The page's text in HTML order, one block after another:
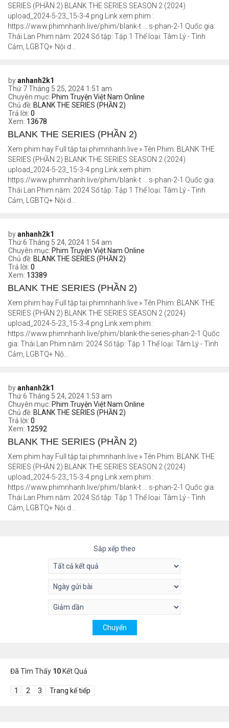
SERIES (PHẦN 2) BLANK THE SERIES SEASON 2 (2024)
upload_2024-5-23_15-3-4.png Link xem phim :
https://www.phimnhanh.live/phim/blank-t ... s-phan-2-1 Quốc gia:
Thái Lan Phim năm: 2024 Số tập: Tập 1 Thể loại: Tâm Lý - Tình
Cảm, LGBTQ+ Nội d...
byanhanh2k1
Thứ 7 Tháng 5 25, 2024 1:51 am
Chuyên mục: Phim Truyện Việt Nam Online
Chủ đề: BLANK THE SERIES (PHẦN 2)
Trả lời: 0
Xem: 13678
BLANK THE SERIES (PHẦN 2)
Xem phim hay Full tập tại phimnhanh.live » Tên Phim: BLANK THE
SERIES (PHẦN 2) BLANK THE SERIES SEASON 2 (2024)
upload_2024-5-23_15-3-4.png Link xem phim :
https://www.phimnhanh.live/phim/blank-t ... s-phan-2-1 Quốc gia:
Thái Lan Phim năm: 2024 Số tập: Tập 1 Thể loại: Tâm Lý - Tình
Cảm, LGBTQ+ Nội d...
byanhanh2k1
Thứ 6 Tháng 5 24, 2024 1:54 am
Chuyên mục: Phim Truyện Việt Nam Online
Chủ đề: BLANK THE SERIES (PHẦN 2)
Trả lời: 0
Xem: 13389
BLANK THE SERIES (PHẦN 2)
Xem phim hay Full tập tại phimnhanh.live » Tên Phim: BLANK THE
SERIES (PHẦN 2) BLANK THE SERIES SEASON 2 (2024)
upload_2024-5-23_15-3-4.png Link xem phim :
https://www.phimnhanh.live/phim/blank-the-series-phan-2-1 Quốc
gia: Thái Lan Phim năm: 2024 Số tập: Tập 1 Thể loại: Tâm Lý - Tình
Cảm, LGBTQ+ Nộ...
byanhanh2k1
Thứ 6 Tháng 5 24, 2024 1:53 am
Chuyên mục: Phim Truyện Việt Nam Online
Chủ đề: BLANK THE SERIES (PHẦN 2)
Trả lời: 0
Xem: 12592
BLANK THE SERIES (PHẦN 2)
Xem phim hay Full tập tại phimnhanh.live » Tên Phim: BLANK THE
SERIES (PHẦN 2) BLANK THE SERIES SEASON 2 (2024)
upload_2024-5-23_15-3-4.png Link xem phim :
https://www.phimnhanh.live/phim/blank-t ... s-phan-2-1 Quốc gia:
Thái Lan Phim năm: 2024 Số tập: Tập 1 Thể loại: Tâm Lý - Tình
Cảm, LGBTQ+ Nội d...
Sắp xếp theo
Đã Tìm Thấy 10 Kết Quả
1 2 3 Trang kế tiếp